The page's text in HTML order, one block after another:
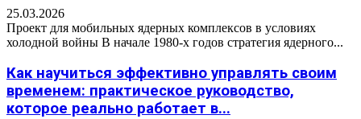
25.03.2026
Проект для мобильных ядерных комплексов в условиях
холодной войны В начале 1980-х годов стратегия ядерного...
Как научиться эффективно управлять своим
временем: практическое руководство,
которое реально работает в...